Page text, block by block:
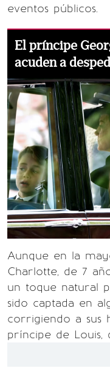
eventos públicos.
El príncipe
acuden a
Aunque en la
Charlotte, de 7
un toque natural
sido captada en
corrigiendo a sus
príncipe de Louis,